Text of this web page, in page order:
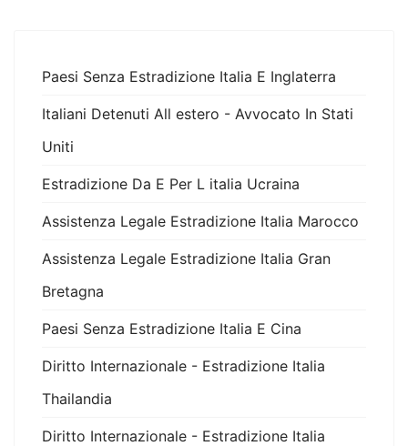
Paesi Senza Estradizione Italia E Inglaterra
Italiani Detenuti All estero - Avvocato In Stati
Uniti
Estradizione Da E Per L italia Ucraina
Assistenza Legale Estradizione Italia Marocco
Assistenza Legale Estradizione Italia Gran
Bretagna
Paesi Senza Estradizione Italia E Cina
Diritto Internazionale - Estradizione Italia
Thailandia
Diritto Internazionale - Estradizione Italia